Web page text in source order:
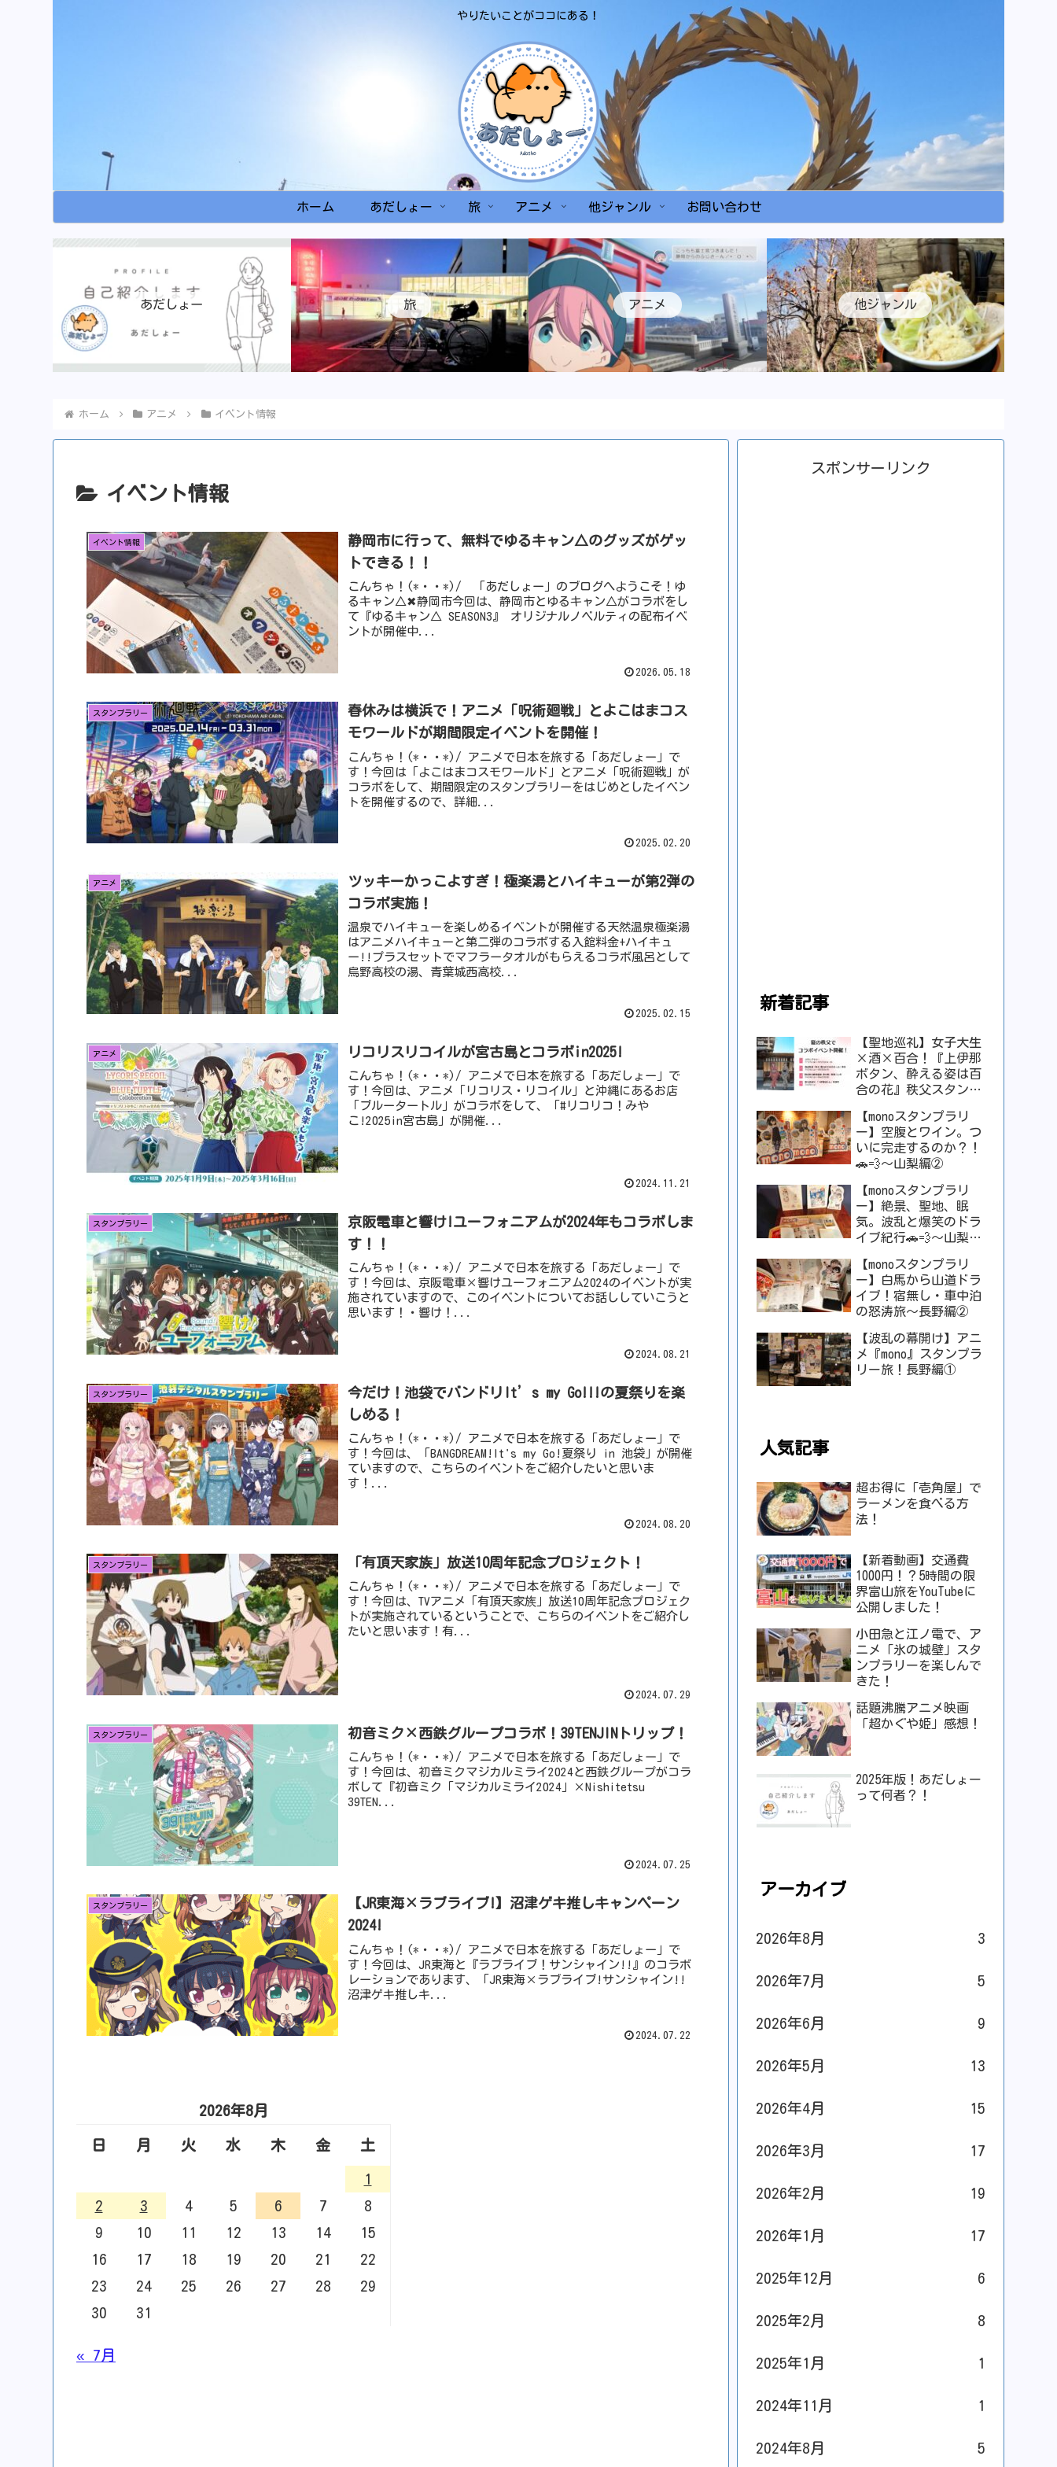
やりたいことがココにある！
ホーム あだしょー 旅 アニメ 他ジャンル お問い合わせ
あだしょー 旅 アニメ 他ジャンル
ホーム アニメ イベント情報
イベント情報
イベント情報
静岡市に行って、無料でゆるキャン△のグッズがゲッ
トできる！！
こんちゃ！(*・・*)/ 「あだしょー」のブログへようこそ！ゆ
るキャン△✖︎静岡市今回は、静岡市とゆるキャン△がコラボをし
て『ゆるキャン△ SEASON3』 オリジナルノベルティの配布イベ
ントが開催中...
2026.05.18
スタンプラリー
春休みは横浜で！アニメ「呪術廻戦」とよこはまコス
モワールドが期間限定イベントを開催！
こんちゃ！(*・・*)/ アニメで日本を旅する「あだしょー」で
す！今回は「よこはまコスモワールド」とアニメ「呪術廻戦」が
コラボをして、期間限定のスタンプラリーをはじめとしたイベン
トを開催するので、詳細...
2025.02.20
アニメ
ツッキーかっこよすぎ！極楽湯とハイキューが第2弾の
コラボ実施！
温泉でハイキューを楽しめるイベントが開催する天然温泉極楽湯
はアニメハイキューと第二弾のコラボする入館料金+ハイキュ
ー!!プラスセットでマフラータオルがもらえるコラボ風呂として
烏野高校の湯、青葉城西高校...
2025.02.15
アニメ リコリスリコイルが宮古島とコラボin2025!
こんちゃ！(*・・*)/ アニメで日本を旅する「あだしょー」で
す！今回は、アニメ「リコリス・リコイル」と沖縄にあるお店
「ブルータートル」がコラボをして、「#リコリコ！みや
こ!2025in宮古島」が開催...
2024.11.21
スタンプラリー
京阪電車と響け!ユーフォニアムが2024年もコラボしま
す！！
こんちゃ！(*・・*)/ アニメで日本を旅する「あだしょー」で
す！今回は、京阪電車×響けユーフォニアム2024のイベントが実
施されていますので、このイベントについてお話ししていこうと
思います！・響け！...
2024.08.21
スタンプラリー
今だけ！池袋でバンドリIt’s my Go!!!の夏祭りを楽
しめる！
こんちゃ！(*・・*)/ アニメで日本を旅する「あだしょー」で
す！今回は、「BANGDREAM!It's my Go!夏祭り in 池袋」が開催
ていますので、こちらのイベントをご紹介したいと思いま
す！...
2024.08.20
スタンプラリー 「有頂天家族」放送10周年記念プロジェクト！
こんちゃ！(*・・*)/ アニメで日本を旅する「あだしょー」で
す！今回は、TVアニメ「有頂天家族」放送10周年記念プロジェク
トが実施されているということで、こちらのイベントをご紹介し
たいと思います！有...
2024.07.29
スタンプラリー 初音ミク×西鉄グループコラボ！39TENJINトリップ！
こんちゃ！(*・・*)/ アニメで日本を旅する「あだしょー」で
す！今回は、初音ミクマジカルミライ2024と西鉄グループがコラ
ボして『初音ミク「マジカルミライ2024」×Nishitetsu
39TEN...
2024.07.25
スタンプラリー
【JR東海×ラブライブ!】沼津ゲキ推しキャンペーン
2024!
こんちゃ！(*・・*)/ アニメで日本を旅する「あだしょー」で
す！今回は、JR東海と『ラブライブ！サンシャイン!!』のコラボ
レーションであります、「JR東海×ラブライブ!サンシャイン!!
沼津ゲキ推しキ...
2024.07.22
2026年8月
日 月 火 水 木 金 土
1
2
3 4 5 6 7
8
9
10 11 12 13 14
15
16
17 18 19 20 21
22
23
24 25 26 27 28
29
30
31
« 7月
スポンサーリンク
新着記事
【聖地巡礼】女子大生
×酒×百合！『上伊那
ボタン、酔える姿は百
合の花』秩父スタンプ
る！！
【monoスタンプラリ
ー】空腹とワイン。つ
いに完走するのか？！
🚗💨〜山梨編②
【monoスタンプラリ
ー】絶景、聖地、眠
気。波乱と爆笑のドラ
イブ紀行🚗💨〜山梨編
【monoスタンプラリ
ー】白馬から山道ドラ
イブ！宿無し・車中泊
の怒涛旅〜長野編②
【波乱の幕開け】アニ
メ『mono』スタンプラ
リー旅！長野編①
人気記事
超お得に「壱角屋」で
ラーメンを食べる方
法！
【新着動画】交通費
1000円！？5時間の限
界富山旅をYouTubeに
公開しました！
小田急と江ノ電で、ア
ニメ「氷の城壁」スタ
ンプラリーを楽しんで
きた！
話題沸騰アニメ映画
「超かぐや姫」感想！
2025年版！あだしょー
って何者？！
アーカイブ
2026年8月 3
2026年7月 5
2026年6月 9
2026年5月 13
2026年4月 15
2026年3月 17
2026年2月 19
2026年1月 17
2025年12月 6
2025年2月 8
2025年1月 1
2024年11月 1
2024年8月 5